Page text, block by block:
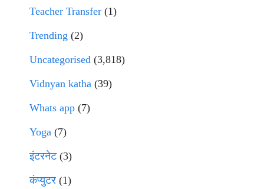
Teacher Transfer (1)
Trending (2)
Uncategorised (3,818)
Vidnyan katha (39)
Whats app (7)
Yoga (7)
इंटरनेट(3)
कंप्युटर (1)